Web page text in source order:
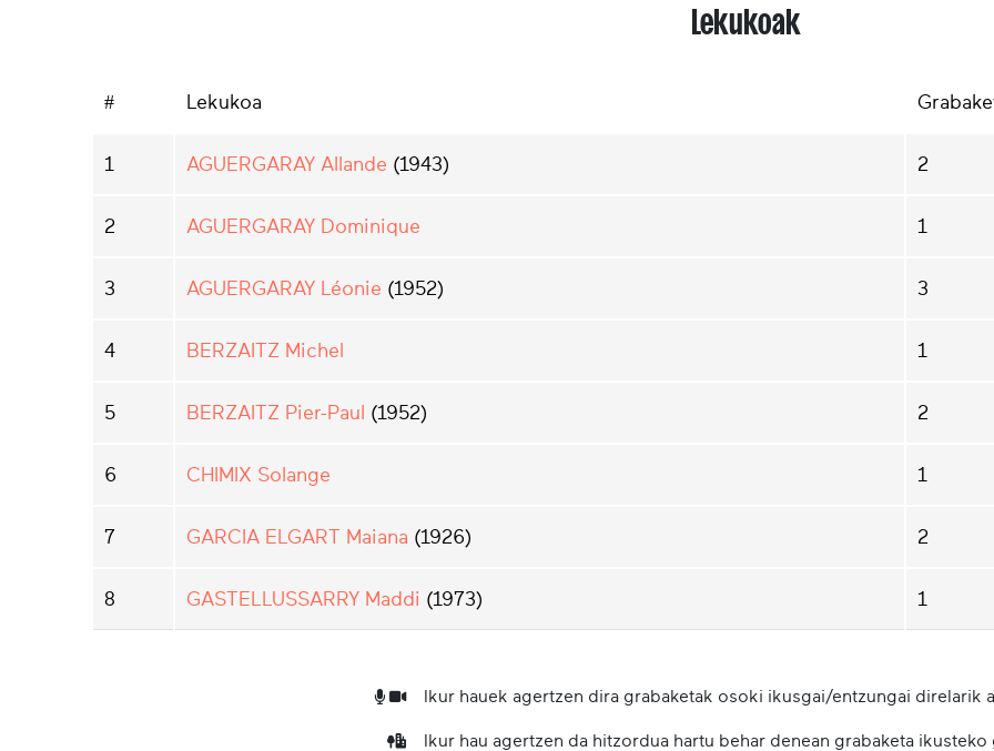
Lekukoak
# Lekukoa
1 AGUERGARAY Allande (1943) 2
2 AGUERGARAY Dominique 1
3 AGUERGARAY Léonie (1952) 3
4 BERZAITZ Michel 1
5 BERZAITZ Pier-Paul (1952) 2
6 CHIMIX Solange 1
7 GARCIA ELGART Maiana (1926) 2
8 GASTELLUSSARRY Maddi (1973) 1
Ikur hauek agertzen dira grabaketak osoki ikusgai/entzungai direlarik
Ikur hau agertzen da hitzordua hartu behar denean grabaketa